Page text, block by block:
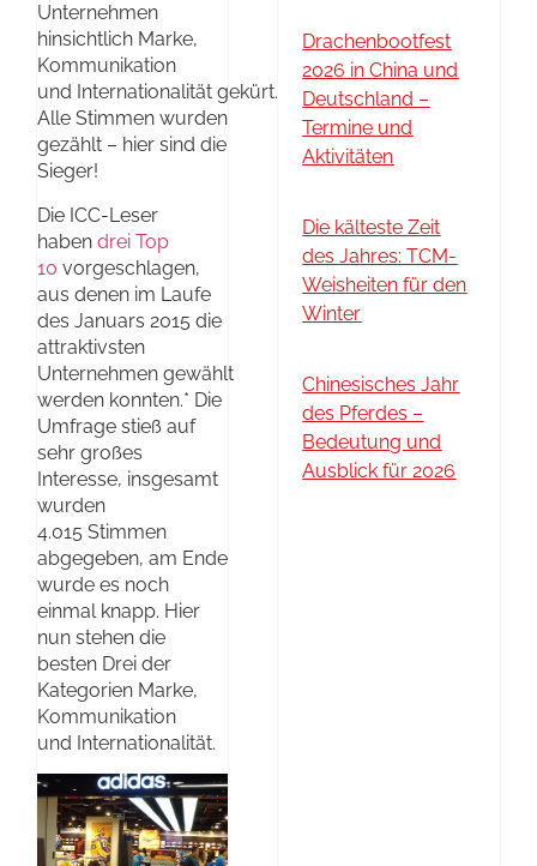
Unternehmen
hinsichtlich Marke,
Kommunikation
und Internationalität gekürt.
Alle Stimmen wurden
gezählt – hier sind die
Sieger!
Die ICC-Leser
haben drei Top
10 vorgeschlagen,
aus denen im Laufe
des Januars 2015 die
attraktivsten
Unternehmen gewählt
werden konnten.* Die
Umfrage stieß auf
sehr großes
Interesse, insgesamt
wurden
4.015 Stimmen
abgegeben, am Ende
wurde es noch
einmal knapp. Hier
nun stehen die
besten Drei der
Kategorien Marke,
Kommunikation
und Internationalität.
Drachenbootfest
2026 in China und
Deutschland –
Termine und
Aktivitäten
Die kälteste Zeit
des Jahres: TCM-
Weisheiten für den
Winter
Chinesisches Jahr
des Pferdes –
Bedeutung und
Ausblick für 2026